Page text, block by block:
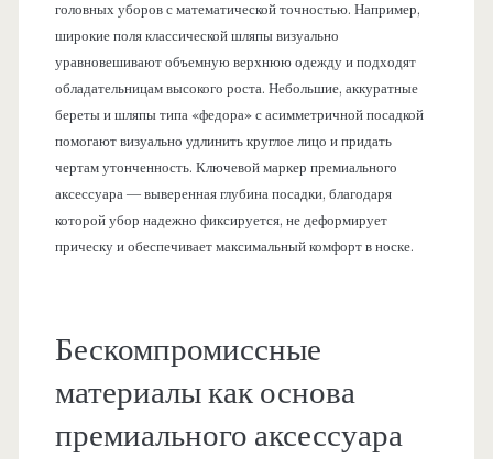
головных уборов с математической точностью. Например,
широкие поля классической шляпы визуально
уравновешивают объемную верхнюю одежду и подходят
обладательницам высокого роста. Небольшие, аккуратные
береты и шляпы типа «федора» с асимметричной посадкой
помогают визуально удлинить круглое лицо и придать
чертам утонченность. Ключевой маркер премиального
аксессуара — выверенная глубина посадки, благодаря
которой убор надежно фиксируется, не деформирует
прическу и обеспечивает максимальный комфорт в носке.
Бескомпромиссные
материалы как основа
премиального аксессуара